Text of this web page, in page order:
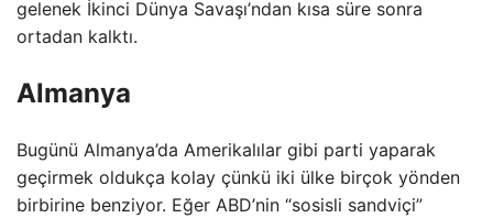
gelenek İkinci Dünya Savaşı’ndan kısa süre sonra
ortadan kalktı.
Almanya
Bugünü Almanya’da Amerikalılar gibi parti yaparak
geçirmek oldukça kolay çünkü iki ülke birçok yönden
birbirine benziyor. Eğer ABD’nin “sosisli sandviçi”